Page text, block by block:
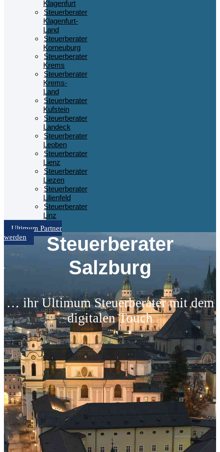
Klagenfurt
Steuerberater
Klagenfurt-
Land
Steuerberater
Korneuburg
Steuerberater
Krems
Steuerberater
Krems-
Land
Steuerberater
Kufstein
Steuerberater
Landeck
Steuerberater
Leoben
Steuerberater
Lienz
Steuerberater
Liezen
Steuerberater
Lilienfeld
Steuerberater
Linz
Ultimum Partner
werden
Steuerberater
Salzburg
… ihr Ultimum Steuerberater mit dem
digitalen Touch